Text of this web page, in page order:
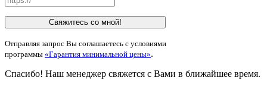
Свяжитесь со мной!
Отправляя запрос Вы соглашаетесь с условиями
программы «Гарантия минимальной цены».
Спасибо! Наш менеджер свяжется с Вами в ближайшее время.